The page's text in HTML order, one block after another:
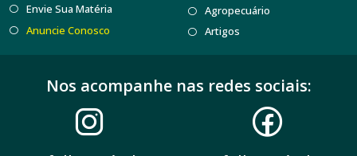
Envie Sua Matéria
Anuncie Conosco
Agropecuário
Artigos
Nos acompanhe nas redes sociais: